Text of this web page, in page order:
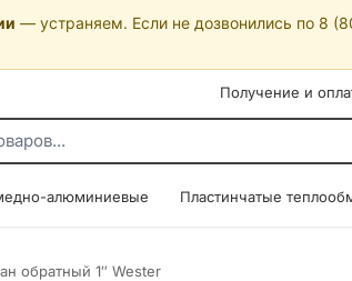
— устраняем. Если не дозвонились по 8
Получение и
алюминиевые Пластинчатые
обратный 1″ Wester